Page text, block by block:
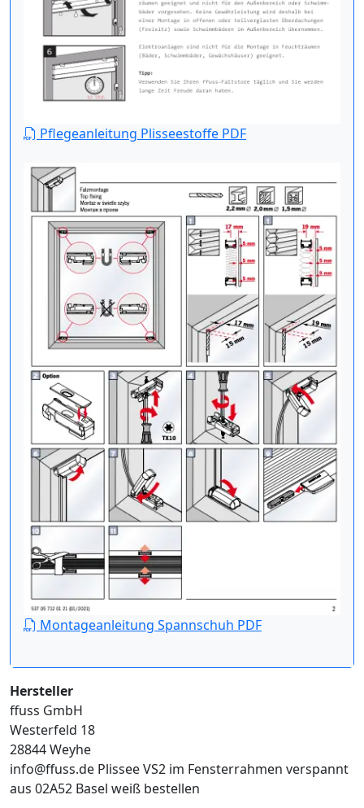
Pflegeanleitung Plisseestoffe PDF
Montageanleitung Spannschuh PDF
Hersteller
ffuss GmbH
Westerfeld 18
28844 Weyhe
info@ffuss.de Plissee VS2 im Fensterrahmen verspannt
aus 02A52 Basel weiß bestellen